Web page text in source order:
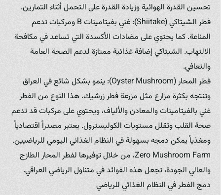
تحسين القدرة الهوائية وزيادة القدرة على التحمل أثناء التمارين.
فطر الشيتاكي (Shiitake): غني بفيتامينات B ومركبات تدعم
المناعة. كما يحتوي على مضادات الأكسدة التي تساعد في مكافحة
الالتهاب. الشيتاكي إضافة غذائية ممتازة لدعم الصحة العامة
والتعافي.
فطر المحار (Oyster Mushroom): ينمو بشكل شائع في العراق
وتنتجه بكثرة مزارع مثل مزرعة فطر زرشيك. هذا النوع من الفطر
غني بالفيتامينات والمعادن والألياف، ويحتوي على مركبات قد تدعم
صحة القلب وتقلل مستويات الكوليسترول. يعتبر مصدراً اقتصادياً
ومغذياً يمكن دمجه بسهولة في النظام الغذائي اليومي للرياضيين.
Zero Mushroom Farm، من خلال توفيرها لفطر المحار الطازج
والعالي الجودة، تجعل هذه الفوائد في متناول الرياضي العراقي.
دمج الفطر في النظام الغذائي للرياضي